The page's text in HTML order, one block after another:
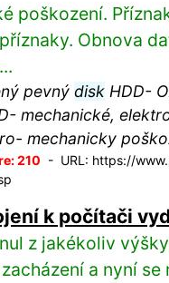
poškození.
Obnova
pevný diskHDD-
mechanické,
mechanicky
210 - URL: https://
k počítači
z jakékoliv
a nyní